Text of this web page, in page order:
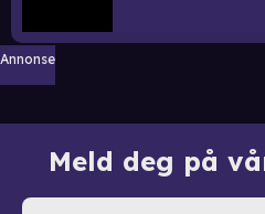
Annonse
Meld deg på